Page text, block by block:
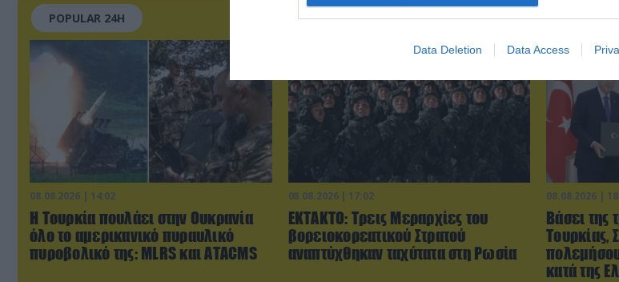
Data Deletion Data Access
POPULAR 24H
08.08.2026 | 14:02
Η Τουρκία πουλάει στην Ουκρανία
όλο το αμερικανικό πυραυλικό
πυροβολικό της: MLRS και ΑΤΑCMS
08.08.2026 | 17:02
ΕΚΤΑΚΤΟ: Τρεις Μεραρχίες του
βορειοκορεατικού Στρατού
αναπτύχθηκαν ταχύτατα στη Ρωσία
08.08.2026 |
Βάσει της
Τουρκίας,
κατά της